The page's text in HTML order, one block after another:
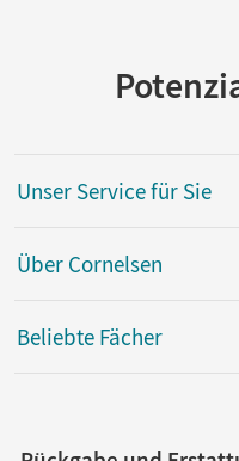
Unser Service für Sie
Über Cornelsen
Beliebte Fächer